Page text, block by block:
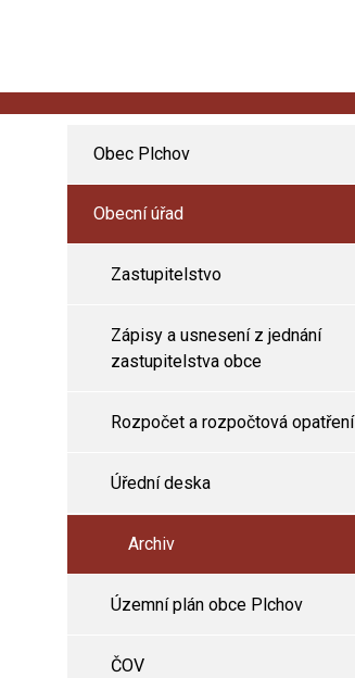
Obec Plchov
Obecní úřad
Zastupitelstvo
Zápisy a usnesení z jednání
zastupitelstva obce
Rozpočet a rozpočtová opatření
Úřední deska
Archiv
Územní plán obce Plchov
ČOV